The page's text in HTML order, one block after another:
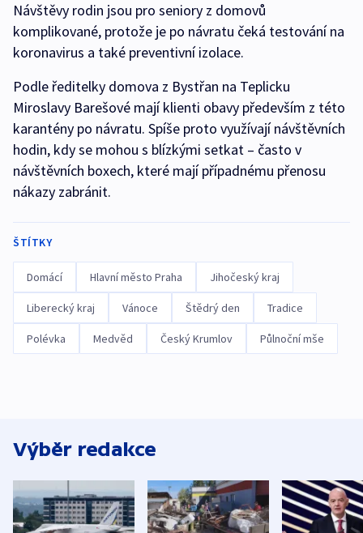
Návštěvy rodin jsou pro seniory z domovů
komplikované, protože je po návratu čeká testování na
koronavirus a také preventivní izolace.
Podle ředitelky domova z Bystřan na Teplicku
Miroslavy Barešové mají klienti obavy především z této
karantény po návratu. Spíše proto využívají návštěvních
hodin, kdy se mohou s blízkými setkat – často v
návštěvních boxech, které mají případnému přenosu
nákazy zabránit.
ŠTÍTKY
Domácí Hlavní město Praha Jihočeský kraj
Liberecký kraj Vánoce Štědrý den Tradice
Polévka Medvěd Český Krumlov Půlnoční mše
Výběr redakce